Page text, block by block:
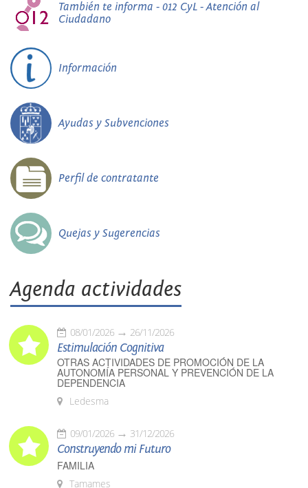
También te informa - 012 CyL - Atención al
Ciudadano
Información
Ayudas y Subvenciones
Perfil de contratante
Quejas y Sugerencias
Agenda actividades
08/01/2026 26/11/2026
Estimulación Cognitiva
OTRAS ACTIVIDADES DE PROMOCIÓN DE LA
AUTONOMÍA PERSONAL Y PREVENCIÓN DE LA
DEPENDENCIA
Ledesma
09/01/2026 31/12/2026
Construyendo mi Futuro
FAMILIA
Tamames